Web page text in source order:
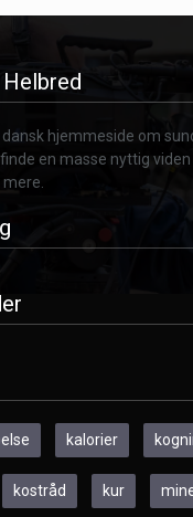
hjemmeside om
en masse nyttig
kalorier
kostråd kur